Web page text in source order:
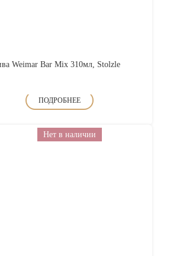
Weimar Bar Mix 310мл, Stolzle
ПОДРОБНЕЕ
Нет в наличии